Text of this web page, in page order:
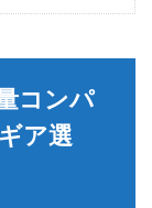
コンパ
ア選